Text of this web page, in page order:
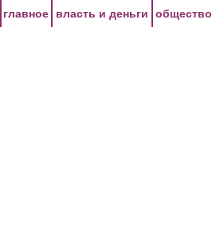
главное власть и деньги общество